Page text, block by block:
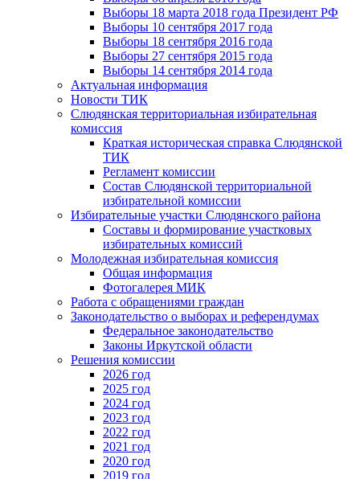
Выборы 18 марта 2018 года Президент РФ
Выборы 10 сентября 2017 года
Выборы 18 сентября 2016 года
Выборы 27 сентября 2015 года
Выборы 14 сентября 2014 года
Актуальная информация
Новости ТИК
Слюдянская территориальная избирательная
комиссия
Краткая историческая справка Слюдянской
ТИК
Регламент комиссии
Состав Слюдянской территориальной
избирательной комиссии
Избирательные участки Слюдянского района
Составы и формирование участковых
избирательных комиссий
Молодежная избирательная комиссия
Общая информация
Фотогалерея МИК
Работа с обращениями граждан
Законодательство о выборах и референдумах
Федеральное законодательство
Законы Иркутской области
Решения комиссии
2026 год
2025 год
2024 год
2023 год
2022 год
2021 год
2020 год
2019 год